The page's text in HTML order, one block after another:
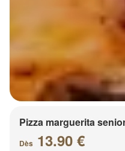
Pizza marguerita
Dès 13.90 €